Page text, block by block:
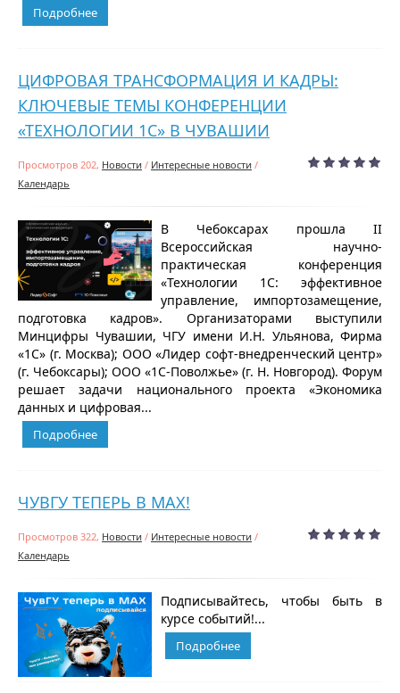
Подробнее
ЦИФРОВАЯ ТРАНСФОРМАЦИЯ И КАДРЫ:
КЛЮЧЕВЫЕ ТЕМЫ КОНФЕРЕНЦИИ
«ТЕХНОЛОГИИ 1С» В ЧУВАШИИ
Просмотров 202, Новости / Интересные новости /
Календарь
В Чебоксарах прошла II
Всероссийская научно-
практическая конференция
«Технологии 1С: эффективное
управление, импортозамещение,
подготовка кадров». Организаторами выступили
Минцифры Чувашии, ЧГУ имени И.Н. Ульянова, Фирма
«1С» (г. Москва); ООО «Лидер софт-внедренческий центр»
(г. Чебоксары); ООО «1С-Поволжье» (г. Н. Новгород). Форум
решает задачи национального проекта «Экономика
данных и цифровая...
Подробнее
ЧУВГУ ТЕПЕРЬ В MAX!
Просмотров 322, Новости / Интересные новости /
Календарь
Подписывайтесь, чтобы быть в
курсе событий!...
Подробнее